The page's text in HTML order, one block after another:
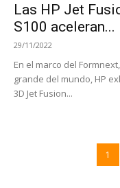
Las HP Jet
S100 aceleran...
29/11/2022
En el marco del
grande del mundo, HP
3D Jet Fusion...
1